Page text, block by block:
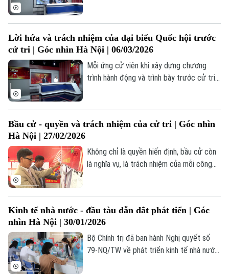
đô một cách toàn diện. Đặc biệt, trong
lĩnh vực phát triển kinh tế, xã hội và an
ninh trật tự, chuyển đổi số đóng một vai
trò vô cùng quan trọng.
Lời hứa và trách nhiệm của đại biểu Quốc hội trước
cử tri | Góc nhìn Hà Nội | 06/03/2026
Mỗi ứng cử viên khi xây dựng chương
trình hành động và trình bày trước cử tri
biểu Quốc hội sau khi trúng cử ra sao? Và
hiện những cam kết đó?
Bầu cử - quyền và trách nhiệm của cử tri | Góc nhìn
Hà Nội | 27/02/2026
Không chỉ là quyền hiến định, bầu cử còn
là nghĩa vụ, là trách nhiệm của mỗi công
ứng cử.
Kinh tế nhà nước - đầu tàu dẫn dắt phát tiển | Góc
nhìn Hà Nội | 30/01/2026
Bộ Chính trị đã ban hành Nghị quyết số
79-NQ/TW về phát triển kinh tế nhà nước.